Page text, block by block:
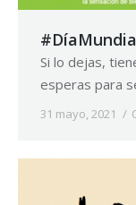
Si lo dejas,
esperas para
31 mayo, 2021